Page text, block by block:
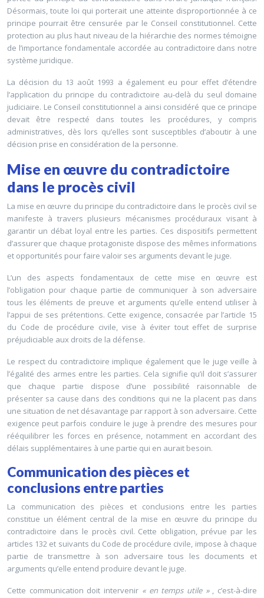
Désormais, toute loi qui porterait une atteinte disproportionnée à ce
principe pourrait être censurée par le Conseil constitutionnel. Cette
protection au plus haut niveau de la hiérarchie des normes témoigne
de l’importance fondamentale accordée au contradictoire dans notre
système juridique.
La décision du 13 août 1993 a également eu pour effet d’étendre
l’application du principe du contradictoire au-delà du seul domaine
judiciaire. Le Conseil constitutionnel a ainsi considéré que ce principe
devait être respecté dans toutes les procédures, y compris
administratives, dès lors qu’elles sont susceptibles d’aboutir à une
décision prise en considération de la personne.
Mise en œuvre du contradictoire
dans le procès civil
La mise en œuvre du principe du contradictoire dans le procès civil se
manifeste à travers plusieurs mécanismes procéduraux visant à
garantir un débat loyal entre les parties. Ces dispositifs permettent
d’assurer que chaque protagoniste dispose des mêmes informations
et opportunités pour faire valoir ses arguments devant le juge.
L’un des aspects fondamentaux de cette mise en œuvre est
l’obligation pour chaque partie de communiquer à son adversaire
tous les éléments de preuve et arguments qu’elle entend utiliser à
l’appui de ses prétentions. Cette exigence, consacrée par l’article 15
du Code de procédure civile, vise à éviter tout effet de surprise
préjudiciable aux droits de la défense.
Le respect du contradictoire implique également que le juge veille à
l’égalité des armes entre les parties. Cela signifie qu’il doit s’assurer
que chaque partie dispose d’une possibilité raisonnable de
présenter sa cause dans des conditions qui ne la placent pas dans
une situation de net désavantage par rapport à son adversaire. Cette
exigence peut parfois conduire le juge à prendre des mesures pour
rééquilibrer les forces en présence, notamment en accordant des
délais supplémentaires à une partie qui en aurait besoin.
Communication des pièces et
conclusions entre parties
La communication des pièces et conclusions entre les parties
constitue un élément central de la mise en œuvre du principe du
contradictoire dans le procès civil. Cette obligation, prévue par les
articles 132 et suivants du Code de procédure civile, impose à chaque
partie de transmettre à son adversaire tous les documents et
arguments qu’elle entend produire devant le juge.
Cette communication doit intervenir « en temps utile » , c’est-à-dire